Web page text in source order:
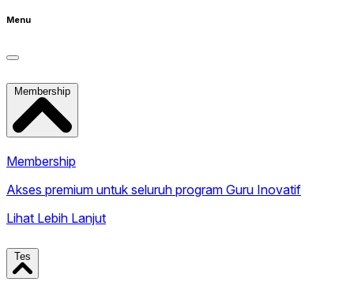
Menu
Membership
Membership
Akses premium untuk seluruh program Guru Inovatif
Lihat Lebih Lanjut
Tes